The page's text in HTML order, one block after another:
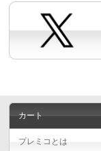
カート
プレミコとは